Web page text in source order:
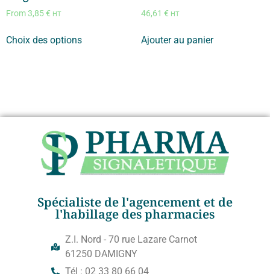
From3,85€ HT
Choix des options
46,61 € HT
Ajouter au panier
Spécialiste de l'agencement et de
l'habillage des pharmacies
Z.I. Nord - 70 rue Lazare Carnot
61250 DAMIGNY
Tél : 02 33 80 66 04